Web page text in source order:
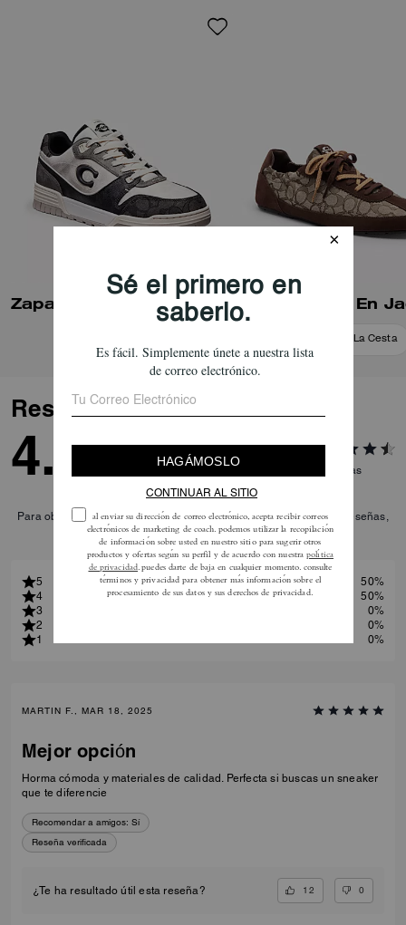
menos un 28 % de contenido
mapa de Manhattan.
Zapatilla Soho En Lona Signature Mixta
Añadir A La Cesta
Reseñas
4.5 Reseñas
Para obtener más información sobre cómo verificamos nuestras reseñas,
lee másaquí.
5
50%
4
50%
3
0%
2
0%
1
0%
MARTIN F., MAR 18, 2025
Mejor opción
Horma cómoda y materiales de calidad. Perfecta si buscas un sneaker
que te diferencie
Recomendar a amigos: Sí
Reseña verificada
¿Te ha resultado útil esta reseña? 12 0